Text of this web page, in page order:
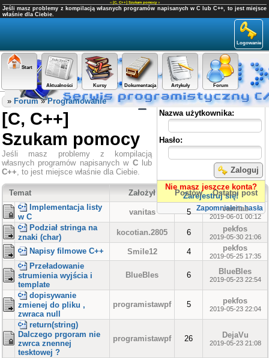
« [C, C++] Szukam pomocy»
Jeśli masz problemy z kompilacją własnych programów napisanych w C lub C++, to jest miejsce
właśnie dla Ciebie.
Logowanie
Start
Aktualności Kursy Dokumentacja Artykuły Forum
Panel użytkownika
Nazwa użytkownika:
Hasło:
Zaloguj
Nie masz jeszcze konta?
Zarejestruj się!
Zapomniałem hasła
» Forum»Programowanie
[C, C++]
Szukam pomocy
Jeśli masz problemy z kompilacją
własnych programów napisanych w Club
C++, to jest miejsce właśnie dla Ciebie.
Temat Założył Postów
Ostatni post
Implementacja listy
w C
vanitas 5 vanitas
2019-06-01 00:12
Podział stringa na
znaki (char)
kocotian.2805 6 pekfos
2019-05-30 21:06
Napisy filmowe C++ Smile12 4 pekfos
2019-05-25 17:35
Przeładowanie
strumienia wyjścia i
template
BlueBles 6 BlueBles
2019-05-23 22:54
dopisywanie
zmienej do pliku ,
zwraca null
programistawpf 5 pekfos
2019-05-23 22:04
return(string)
Dalczego prgoram nie
zwrca znennej
tesktowej ?
programistawpf 26 DejaVu
2019-05-23 21:08